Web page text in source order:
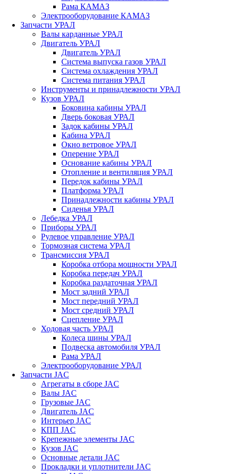
Рама КАМАЗ
Электрооборудование КАМАЗ
Запчасти УРАЛ
Валы карданные УРАЛ
Двигатель УРАЛ
Двигатель УРАЛ
Система выпуска газов УРАЛ
Система охлаждения УРАЛ
Система питания УРАЛ
Инструменты и принадлежности УРАЛ
Кузов УРАЛ
Боковина кабины УРАЛ
Дверь боковая УРАЛ
Задок кабины УРАЛ
Кабина УРАЛ
Окно ветровое УРАЛ
Оперение УРАЛ
Основание кабины УРАЛ
Отопление и вентиляция УРАЛ
Передок кабины УРАЛ
Платформа УРАЛ
Принадлежности кабины УРАЛ
Сиденья УРАЛ
Лебедка УРАЛ
Приборы УРАЛ
Рулевое управление УРАЛ
Тормозная система УРАЛ
Трансмиссия УРАЛ
Коробка отбора мощности УРАЛ
Коробка передач УРАЛ
Коробка раздаточная УРАЛ
Мост задний УРАЛ
Мост передний УРАЛ
Мост средний УРАЛ
Сцепление УРАЛ
Ходовая часть УРАЛ
Колеса шины УРАЛ
Подвеска автомобиля УРАЛ
Рама УРАЛ
Электрооборудование УРАЛ
Запчасти JAC
Агрегаты в сборе JAC
Валы JAC
Грузовые JAC
Двигатель JAC
Интерьер JAC
КПП JAC
Крепежные элементы JAC
Кузов JAC
Основные детали JAC
Прокладки и уплотнители JAC